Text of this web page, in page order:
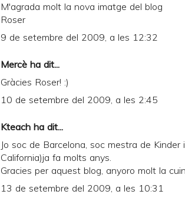
M'agrada molt la nova imatge del blog
Roser
9 de setembre del 2009, a les 12:32
Mercè ha dit...
Gràcies Roser! :)
10 de setembre del 2009, a les 2:45
Kteach ha dit...
Jo soc de Barcelona, soc mestra de
California)ja fa molts anys.
Gracies per aquest blog, anyoro molt la
13 de setembre del 2009, a les 10:31